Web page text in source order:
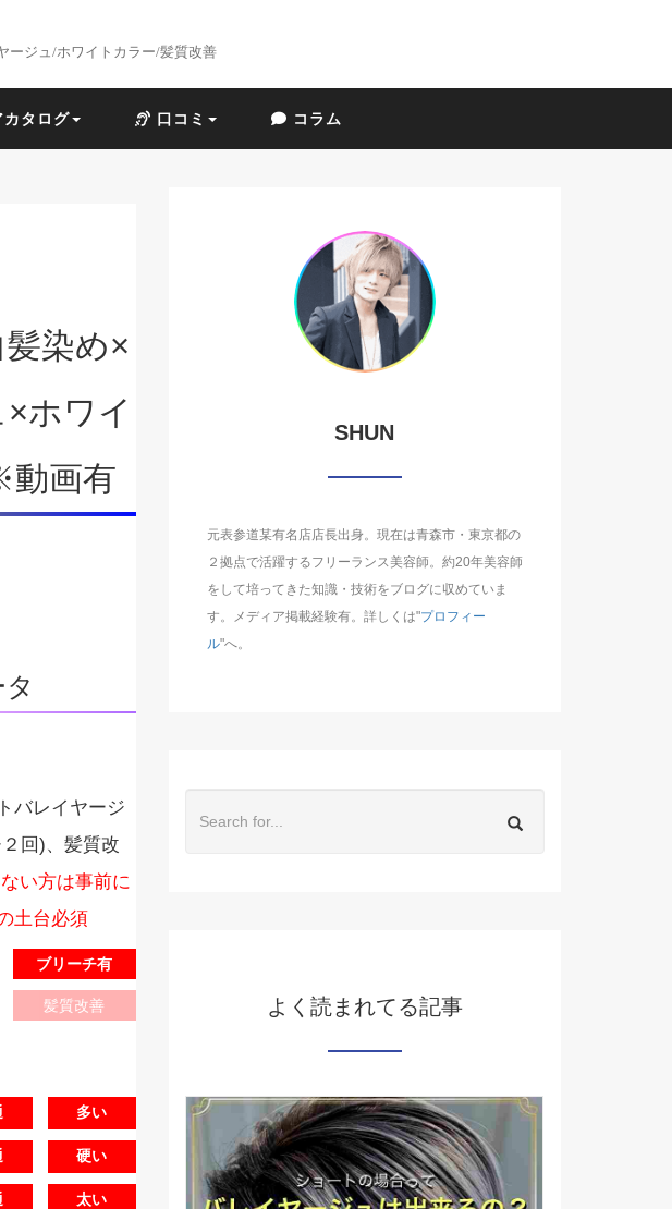
ージュ/ホワイトカラー/髪質改善
カタログ 口コミ コラム
髪染め×
ホワイ
動画有
バレイヤージ
回)、髪質改
い方は事前に
土台必須
ブリーチ有
髪質改善
多い
硬い
太い
SHUN
元表参道某有名店店長出身。現在は青森市・東京都の
２拠点で活躍するフリーランス美容師。約20年美容師
をして培ってきた知識・技術をブログに収めていま
す。メディア掲載経験有。詳しくは"プロフィー
ル"へ。
よく読まれてる記事